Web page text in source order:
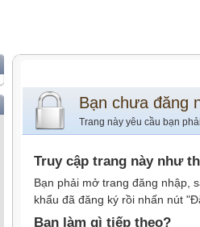
Bạn chưa đăng
Trang này yêu cầu bạn
Truy cập trang này như
Bạn phải mở trang đăng nhập,
khẩu đã đăng ký rồi nhấn nút
Bạn làm gì tiếp theo?